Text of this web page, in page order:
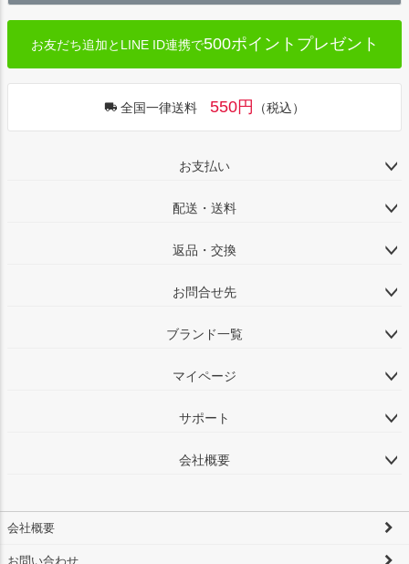
お友だち追加とLINE ID連携で500ポイントプレゼント
全国一律送料 550円 （税込）
お支払い
配送・送料
返品・交換
お問合せ先
ブランド一覧
マイページ
サポート
会社概要
会社概要
お問い合わせ